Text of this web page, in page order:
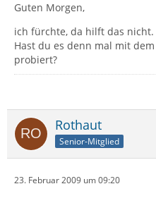
Guten Morgen,
ich fürchte, da hilft das nicht.
Hast du es denn mal mit
probiert?
Rothaut
Senior-Mitglied
23. Februar 2009 um 09:20